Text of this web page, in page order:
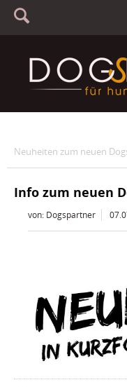
Neuheiten zum neuen
Info zum neuen
von: Dogspartner